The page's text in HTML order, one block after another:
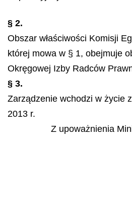
§ 2.
Obszar właściwości Komisji
której mowa w § 1, obejmuje
Okręgowej Izby Radców
§ 3.
Zarządzenie wchodzi w życie
2013 r.
Z upoważnienia